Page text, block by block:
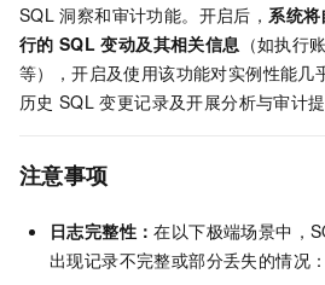
SQL 洞察和审计功能。开启后，系统
行的 SQL 变动及其相关信息 （如执行
等），开启及使用该功能对实例性能几
历史 SQL 变更记录及开展分析与审计
注意事项
日志完整性：在以下极端场景中，
出现记录不完整或部分丢失的情况：